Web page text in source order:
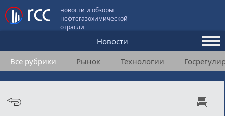
новости и обзоры
нефтегазохимической
отрасли
Новости
Аналитика и мнения
Конференции
Все рубрики Рынок Технологии